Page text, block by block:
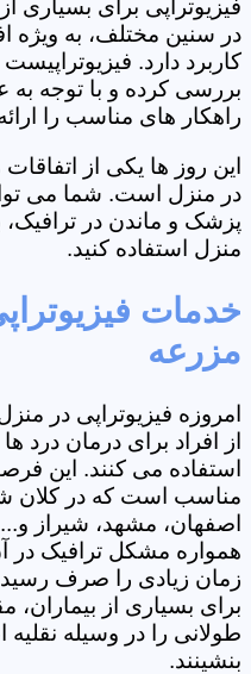
فیزیوتراپی برای بسیاری
در سنین مختلف، به ویژه
کاربرد دارد.
بررسی کرده و با توجه به
راهکار های مناسب را
این روز ها یکی از
در منزل است. شما می
پزشک و ماندن در ترافیک،
منزل استفاده کنید.
خدمات
مزرعه
امروزه فیزیوتراپی در
از افراد برای درمان درد
استفاده می کنند. این
مناسب است که در کلان
اصفهان، مشهد، شیراز
همواره مشکل ترافیک در
زمان زیادی را صرف
برای بسیاری از
طولانی را در وسیله
بنشینند.